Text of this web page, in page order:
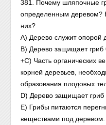
381. Почему шляпочные
определенным деревом?
них?
А) Дерево служит опорой
В) Дерево защищает гриб
+С) Часть органических
корней деревьев,
образования плодовых
D) Дерево защищает гриб
Е) Грибы питаются
веществами под деревом.